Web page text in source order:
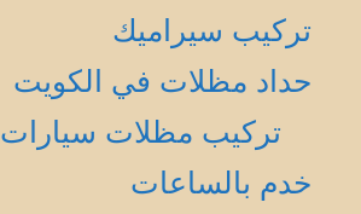
تركيب سيراميك
حداد مظلات في الكويت
تركيب مظلات سيارات
خدم بالساعات